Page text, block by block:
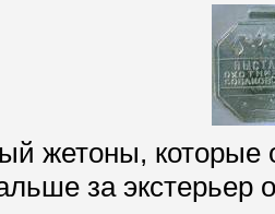
жетоны, которые
за экстерьер